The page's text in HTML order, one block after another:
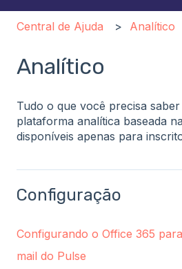
Central de Ajuda Analítico
Analítico
Tudo o que você precisa
plataforma analítica baseada
disponíveis apenas para
Configuração
Configurando o Office 365
mail do Pulse